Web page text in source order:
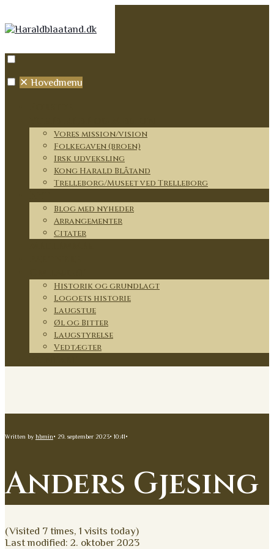
✕ Hovedmenu
Vores mission/vision
Folkegaven (broen)
Irsk udveksling
Kong Harald Blåtand
Trelleborg/Museet ved Trelleborg
Blog med nyheder
Arrangementer
Citater
Historik og grundlagt
Logoets historie
Laugstue
Øl og Bitter
Laugstyrelse
Vedtægter
Written by hbmin• 29. september 2023• 10:41•
Anders Gjesing
(Visited 7 times, 1 visits today)
Last modified: 2. oktober 2023